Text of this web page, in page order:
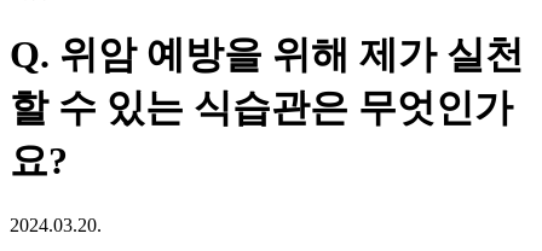
Q. 위암 예방을 위해 제가 실천
할 수 있는 식습관은 무엇인가
요?
2024.03.20.